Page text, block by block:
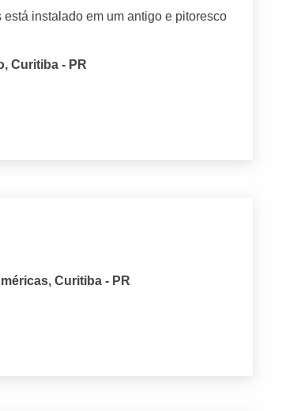
instalado em um antigo e pitoresco
Curitiba - PR
Curitiba - PR